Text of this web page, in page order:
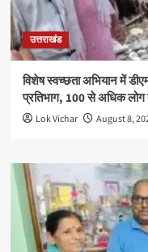
उत्तराखंड
विशेष स्वच्छता अभियान में
प्रतिभाग, 100 से अधिक लोग
Lok Vichar August 8,